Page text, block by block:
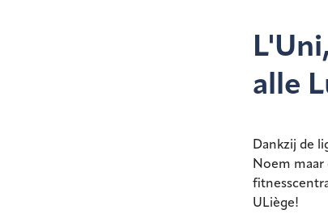
alle
Dankzij de
Noem maar
ULiège!